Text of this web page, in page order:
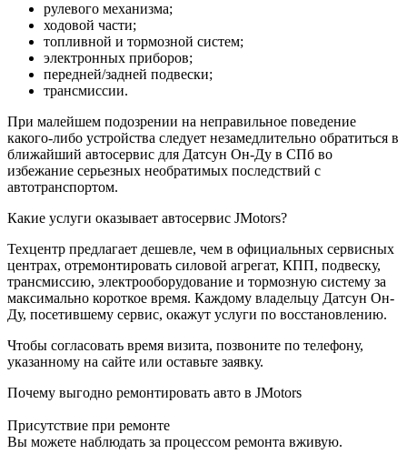
рулевого механизма;
ходовой части;
топливной и тормозной систем;
электронных приборов;
передней/задней подвески;
трансмиссии.
При малейшем подозрении на неправильное поведение
какого-либо устройства следует незамедлительно обратиться в
ближайший автосервис для Датсун Он-Ду в СПб во
избежание серьезных необратимых последствий с
автотранспортом.
Какие услуги оказывает автосервис JMotors?
Техцентр предлагает дешевле, чем в официальных сервисных
центрах, отремонтировать силовой агрегат, КПП, подвеску,
трансмиссию, электрооборудование и тормозную систему за
максимально короткое время. Каждому владельцу Датсун Он-
Ду, посетившему сервис, окажут услуги по восстановлению.
Чтобы согласовать время визита, позвоните по телефону,
указанному на сайте или оставьте заявку.
Почему выгодно ремонтировать авто в JMotors
Присутствие при ремонте
Вы можете наблюдать за процессом ремонта вживую.